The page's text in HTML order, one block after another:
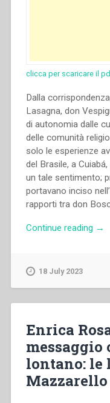
clicca per scaricare il
Dalla
Lasagna, don
di autonomia dalle
delle comunità
solo le esperienze
del Brasile, a
un tale sentimento;
portavano inciso
rapporti tra don
Continue reading
e
→
18 July 2023
Enrica
messaggio
lontano: le